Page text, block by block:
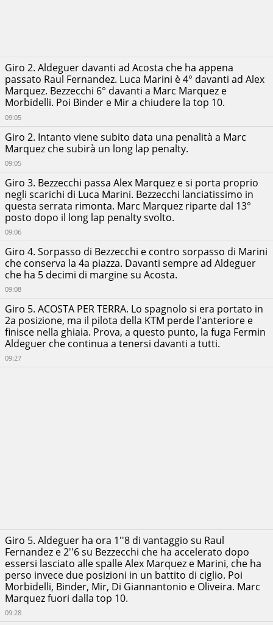
Giro 5. Aldeguer ha ora 1''8 di vantaggio su Raul
Fernandez e 2''6 su Bezzecchi che ha accelerato dopo
essersi lasciato alle spalle Alex Marquez e Marini, che ha
perso invece due posizioni in un battito di ciglio. Poi
Morbidelli, Binder, Mir, Di Giannantonio e Oliveira. Marc
Marquez fuori dalla top 10.
09:28
Giro 5. ACOSTA PER TERRA. Lo spagnolo si era portato in
2a posizione, ma il pilota della KTM perde l'anteriore e
finisce nella ghiaia. Prova, a questo punto, la fuga Fermin
Aldeguer che continua a tenersi davanti a tutti.
09:27
Giro 4. Sorpasso di Bezzecchi e contro sorpasso di Marini
che conserva la 4a piazza. Davanti sempre ad Aldeguer
che ha 5 decimi di margine su Acosta.
09:08
Giro 3. Bezzecchi passa Alex Marquez e si porta proprio
negli scarichi di Luca Marini. Bezzecchi lanciatissimo in
questa serrata rimonta. Marc Marquez riparte dal 13°
posto dopo il long lap penalty svolto.
09:06
Giro 2. Intanto viene subito data una penalità a Marc
Marquez che subirà un long lap penalty.
09:05
Giro 2. Aldeguer davanti ad Acosta che ha appena
passato Raul Fernandez. Luca Marini è 4° davanti ad Alex
Marquez. Bezzecchi 6° davanti a Marc Marquez e
Morbidelli. Poi Binder e Mir a chiudere la top 10.
09:05